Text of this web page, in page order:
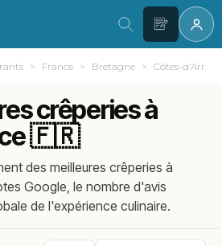
France Bretagne Côtes-
crêperies à
🇫🇷
des meilleures crêperies à
Google, le nombre d'avis
de l'expérience culinaire.